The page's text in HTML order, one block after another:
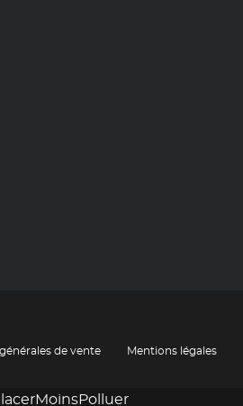
de vente Mentions légales